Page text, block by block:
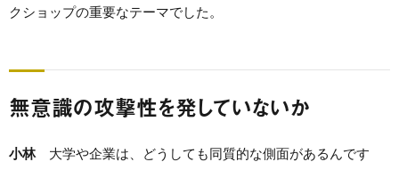
クショップの重要なテーマでした。
無意識の攻撃性を発していないか
小林大学や企業は、どうしても同質的な側面があるんです